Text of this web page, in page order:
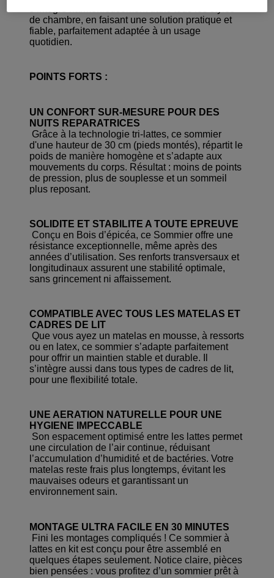
de chambre, en faisant une solution pratique et
fiable, parfaitement adaptée à un usage
quotidien.
POINTS FORTS :
UN CONFORT SUR-MESURE POUR DES
NUITS REPARATRICES
Grâce à la technologie tri-lattes, ce sommier
d'une hauteur de 30 cm (pieds montés), répartit le
poids de manière homogène et s’adapte aux
mouvements du corps. Résultat : moins de points
de pression, plus de souplesse et un sommeil
plus reposant.
SOLIDITE ET STABILITE A TOUTE EPREUVE
Conçu en Bois d’épicéa, ce Sommier offre une
résistance exceptionnelle, même après des
années d’utilisation. Ses renforts transversaux et
longitudinaux assurent une stabilité optimale,
sans grincement ni affaissement.
COMPATIBLE AVEC TOUS LES MATELAS ET
CADRES DE LIT
Que vous ayez un matelas en mousse, à ressorts
ou en latex, ce sommier s’adapte parfaitement
pour offrir un maintien stable et durable. Il
s’intègre aussi dans tous types de cadres de lit,
pour une flexibilité totale.
UNE AERATION NATURELLE POUR UNE
HYGIENE IMPECCABLE
Son espacement optimisé entre les lattes permet
une circulation de l’air continue, réduisant
l’accumulation d’humidité et de bactéries. Votre
matelas reste frais plus longtemps, évitant les
mauvaises odeurs et garantissant un
environnement sain.
MONTAGE ULTRA FACILE EN 30 MINUTES
Fini les montages compliqués ! Ce sommier à
lattes en kit est conçu pour être assemblé en
quelques étapes seulement. Notice claire, pièces
bien pensées : vous profitez d’un sommier prêt à